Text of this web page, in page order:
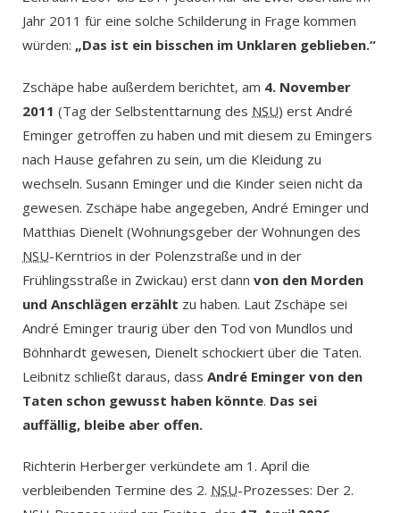
Jahr 2011 für eine solche Schilderung in Frage kommen
würden: „Das ist ein bisschen im Unklaren geblieben.“
Zschäpe habe außerdem berichtet, am 4. November
2011 (Tag der Selbstenttarnung des NSU) erst André
Eminger getroffen zu haben und mit diesem zu Emingers
nach Hause gefahren zu sein, um die Kleidung zu
wechseln. Susann Eminger und die Kinder seien nicht da
gewesen. Zschäpe habe angegeben, André Eminger und
Matthias Dienelt (Wohnungsgeber der Wohnungen des
NSU-Kerntrios in der Polenzstraße und in der
Frühlingsstraße in Zwickau) erst dann von den Morden
und Anschlägen erzählt zu haben. Laut Zschäpe sei
André Eminger traurig über den Tod von Mundlos und
Böhnhardt gewesen, Dienelt schockiert über die Taten.
Leibnitz schließt daraus, dass André Eminger von den
Taten schon gewusst haben könnte. Das sei
auffällig, bleibe aber offen.
Richterin Herberger verkündete am 1. April die
verbleibenden Termine des 2. NSU-Prozesses: Der 2.